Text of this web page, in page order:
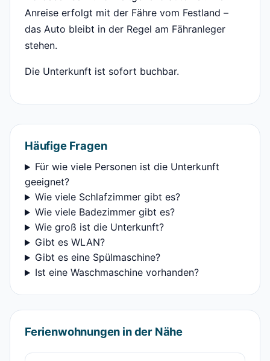
Anreise erfolgt mit der Fähre vom Festland –
das Auto bleibt in der Regel am Fähranleger
stehen.
Die Unterkunft ist sofort buchbar.
Häufige Fragen
Für wie viele Personen ist die Unterkunft
geeignet?
Wie viele Schlafzimmer gibt es?
Wie viele Badezimmer gibt es?
Wie groß ist die Unterkunft?
Gibt es WLAN?
Gibt es eine Spülmaschine?
Ist eine Waschmaschine vorhanden?
Ferienwohnungen in der Nähe